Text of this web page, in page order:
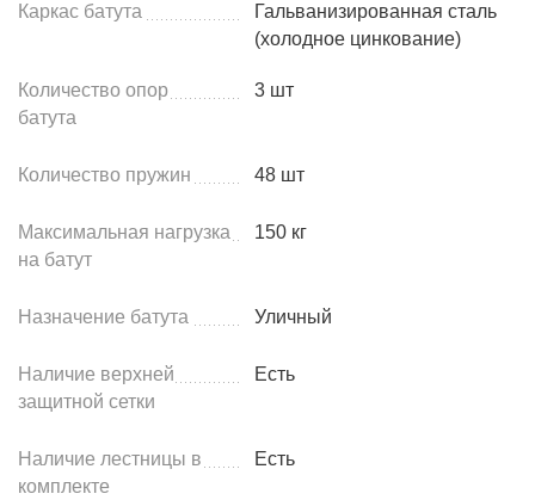
Каркас батута
Гальванизированная сталь
(холодное цинкование)
Количество опор
батута
3 шт
Количество пружин 48 шт
Максимальная нагрузка
на батут
150 кг
Назначение батута Уличный
Наличие верхней
защитной сетки
Есть
Наличие лестницы в
комплекте
Есть